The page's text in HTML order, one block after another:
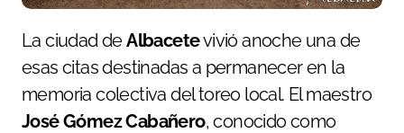
La ciudad deAlbacetevivió anoche una de
esas citas destinadas a permanecer en la
memoria colectiva del toreo local. El maestro
José Gómez Cabañero, conocido como